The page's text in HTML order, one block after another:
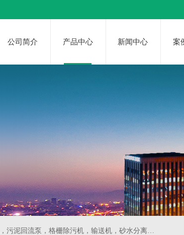
公司简介 产品中心 新闻中心 案
泵，格栅除污机，输送机，砂水分离器等水处理设备